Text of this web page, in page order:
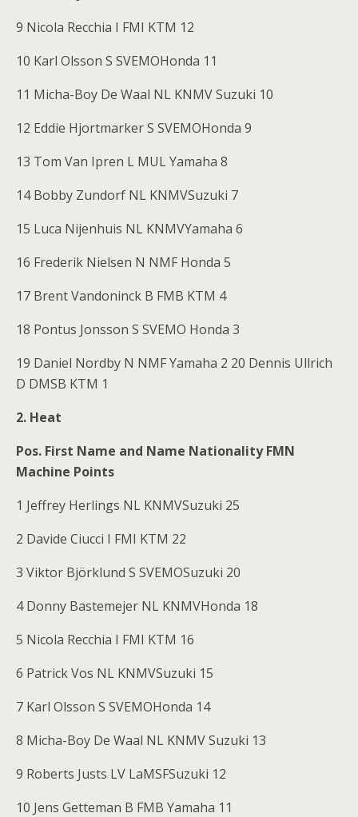
9 Nicola Recchia I FMI KTM 12
10 Karl Olsson S SVEMOHonda 11
11 Micha-Boy De Waal NL KNMV Suzuki 10
12 Eddie Hjortmarker S SVEMOHonda 9
13 Tom Van Ipren L MUL Yamaha 8
14 Bobby Zundorf NL KNMVSuzuki 7
15 Luca Nijenhuis NL KNMVYamaha 6
16 Frederik Nielsen N NMF Honda 5
17 Brent Vandoninck B FMB KTM 4
18 Pontus Jonsson S SVEMO Honda 3
19 Daniel Nordby N NMF Yamaha 2 20 Dennis Ullrich
D DMSB KTM 1
2. Heat
Pos. First Name and Name Nationality FMN
Machine Points
1 Jeffrey Herlings NL KNMVSuzuki 25
2 Davide Ciucci I FMI KTM 22
3 Viktor Björklund S SVEMOSuzuki 20
4 Donny Bastemejer NL KNMVHonda 18
5 Nicola Recchia I FMI KTM 16
6 Patrick Vos NL KNMVSuzuki 15
7 Karl Olsson S SVEMOHonda 14
8 Micha-Boy De Waal NL KNMV Suzuki 13
9 Roberts Justs LV LaMSFSuzuki 12
10 Jens Getteman B FMB Yamaha 11